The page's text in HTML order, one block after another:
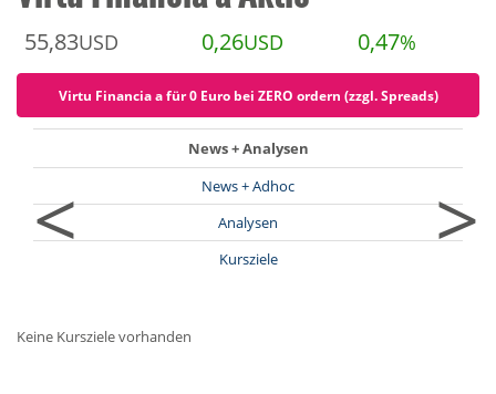
55,83USD 0,26USD 0,47%
Virtu Financia a für 0 Euro bei ZERO ordern (zzgl. Spreads)
<
News + Analysen
News + Adhoc
Analysen
Kursziele
>
Keine Kursziele vorhanden